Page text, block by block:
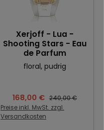
Xerjoff - Lua -
Shooting Stars - Eau
de Parfum
floral, pudrig
Verkaufspreis:
168,00 € Regulärer Preis:
240,00 €
Preise inkl. MwSt. zzgl.
Versandkosten